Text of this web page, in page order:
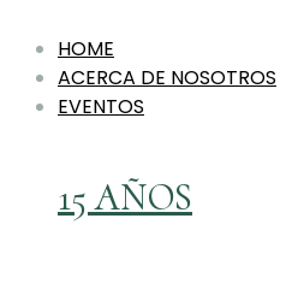
HOME
ACERCA DE NOSOTROS
EVENTOS
15 AÑOS